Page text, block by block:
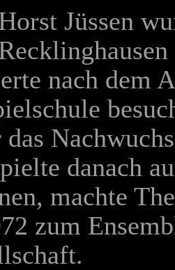
Jüssen
nach dem
danach
machte
zum